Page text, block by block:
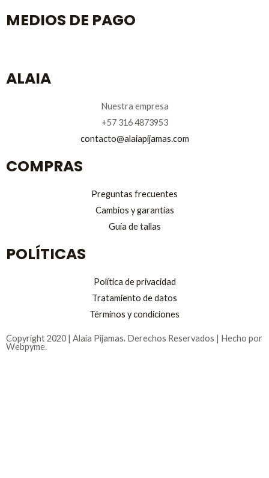
MEDIOS DE PAGO
ALAIA
Nuestra empresa
+57 316 4873953
contacto@alaiapijamas.com
COMPRAS
Preguntas frecuentes
Cambios y garantías
Guía de tallas
POLÍTICAS
Política de privacidad
Tratamiento de datos
Términos y condiciones
Copyright 2020 | Alaia Pijamas. Derechos Reservados | Hecho por
Webpyme.